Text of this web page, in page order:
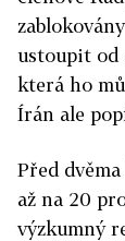
ustoupit od
která ho
Írán ale
Před
až na 20
výzkumný